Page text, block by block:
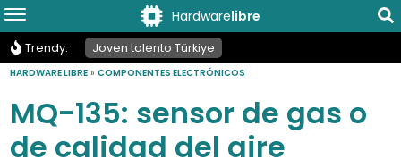
Hardwarelibre
Trendy: Joven talento Türkiye
HARDWARE LIBRE »COMPONENTES ELECTRÓNICOS
MQ-135: sensor de gas o
de calidad del aire